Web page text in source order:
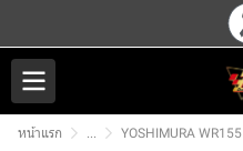
หน้าแรก ... YOSHIMURA WR155